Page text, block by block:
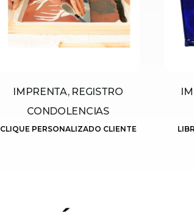
IMPRENTA, REGISTRO
CONDOLENCIAS
CLIQUE PERSONALIZADO CLIENTE